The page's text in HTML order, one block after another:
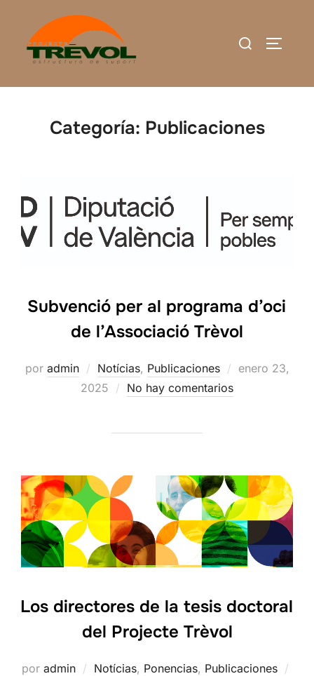
contenido
Buscar:
Categoría: Publicaciones
Subvenció per al programa d’oci
de l’Associació Trèvol
por admin Notícias, Publicaciones
Publicado
enero 23,
2025
No hay comentarios
Los directores de la tesis doctoral
del Projecte Trèvol
por admin Notícias, Ponencias, Publicaciones